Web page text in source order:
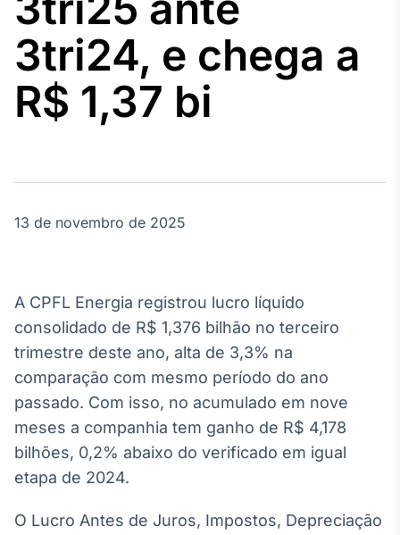
Agro
Tudo sobre o
agronegócio
O setor de
energia elétrica
no Brasil
Broadcast
White Label
Plataforma para
conteúdos
Soluções de Dados
e Conteúdos
3tri24, e chega a
R$ 1,37 bi
13 de novembro de 2025
A CPFL Energia registrou lucro líquido
consolidado de R$ 1,376 bilhão no terceiro
trimestre deste ano, alta de 3,3% na
comparação com mesmo período do ano
passado. Com isso, no acumulado em nove
meses a companhia tem ganho de R$ 4,178
bilhões, 0,2% abaixo do verificado em igual
etapa de 2024.
O Lucro Antes de Juros, Impostos, Depreciação